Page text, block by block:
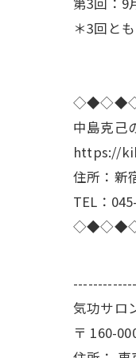
＊3回と
中島克己
https://
住所：新
TEL：
気功サロ
〒 160-